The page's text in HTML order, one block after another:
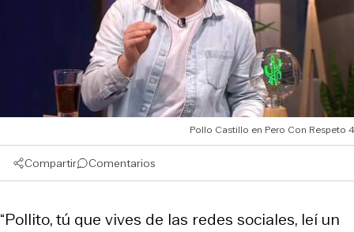
Pollo Castillo en Pero Con Respeto 4
Compartir Comentarios
“Pollito, tú que vives de las redes sociales, leí un